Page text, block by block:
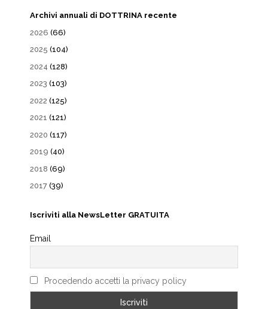
Archivi annuali di DOTTRINA recente
2026 (66)
2025 (104)
2024 (128)
2023 (103)
2022 (125)
2021 (121)
2020 (117)
2019 (40)
2018 (69)
2017 (39)
Iscriviti alla NewsLetter GRATUITA
Email
Procedendo accetti la privacy policy